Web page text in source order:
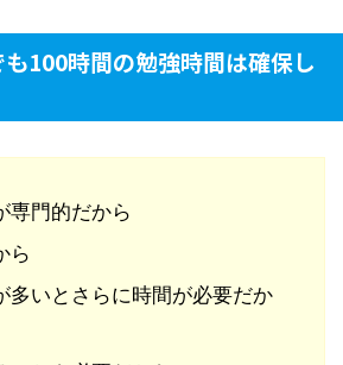
100時間の勉強時間は確保し
専門的だから
ら
多いとさらに時間が必要だか